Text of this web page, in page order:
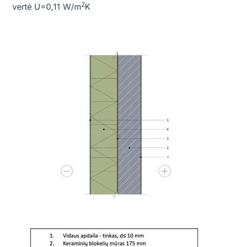
vertė U=0,11 W/m2K